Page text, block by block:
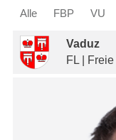
Alle FBP VU
Vaduz
FL |